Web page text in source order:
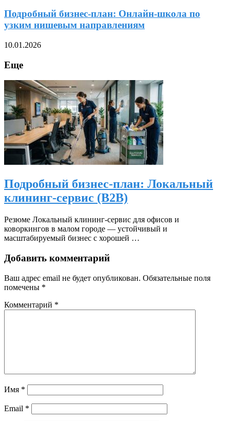
Подробный бизнес-план: Онлайн-школа по
узким нишевым направлениям
10.01.2026
Еще
Подробный бизнес-план: Локальный
клининг-сервис (B2B)
Резюме Локальный клининг-сервис для офисов и
коворкингов в малом городе — устойчивый и
масштабируемый бизнес с хорошей …
Добавить комментарий
Ваш адрес email не будет опубликован. Обязательные поля
помечены *
Комментарий *
Имя *
Email *